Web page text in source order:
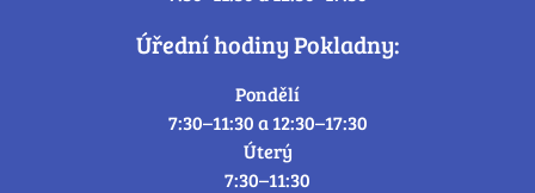
Úřední hodiny Pokladny:
Pondělí
7:30–11:30 a 12:30–17:30
Úterý
7:30–11:30